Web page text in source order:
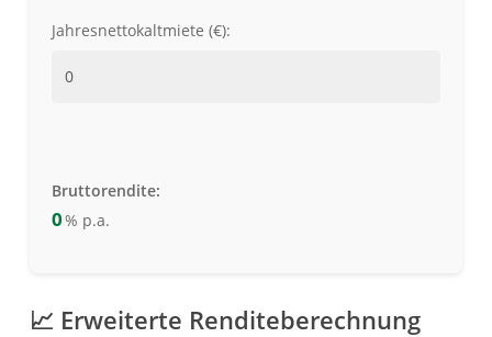
Jahresnettokaltmiete (€):
Bruttorendite:
0% p.a.
📈 Erweiterte Renditeberechnung